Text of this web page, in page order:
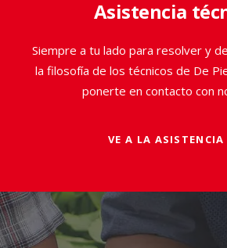
Asistencia
Siempre a tu lado para resolver y
la filosofía de los técnicos de De
ponerte en contacto con
VE A LA ASISTENCIA